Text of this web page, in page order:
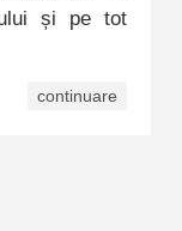
și pe tot
continuare